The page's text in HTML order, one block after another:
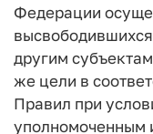
Федерации
другим
же цели в
Правил при
уполномоченным